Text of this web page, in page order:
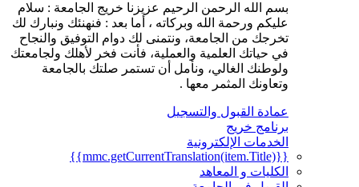
بسم الله الرحمن الرحيم عزيزنا خريج الجامعة : سلام
عليكم ورحمة الله وبركاته ، أما بعد : فنهنئك ونبارك لك
تخرجك من الجامعة، ونتمنى لك دوام التوفيق والنجاح
في حياتك العلمية والعملية، فأنت فخر لأهلك ولجامعتك
ولوطنك الغالي، ونأمل أن تستمر صلتك بالجامعة
وتعاونك المثمر معها .
عمادة القبول والتسجيل
برنامج خريج
الخدمات الإلكترونية
{{mmc.getCurrentTranslation(item.Title)}}
الكليات و المعاهد